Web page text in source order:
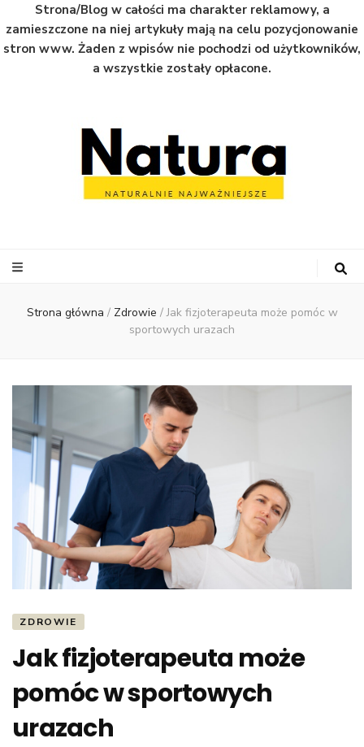
Strona/Blog w całości ma charakter reklamowy, a
zamieszczone na niej artykuły mają na celu pozycjonowanie
stron www. Żaden z wpisów nie pochodzi od użytkowników,
a wszystkie zostały opłacone.
Strona główna / Zdrowie / Jak fizjoterapeuta może pomóc w
sportowych urazach
ZDROWIE
Jak fizjoterapeuta może
pomóc w sportowych
urazach